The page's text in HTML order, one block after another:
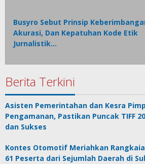
Busyro Sebut Prinsip
Akurasi, Dan Kepatuhan Kode Etik
Jurnalistik…
Berita Terkini
Asisten Pemerintahan dan Kesra
Pengamanan, Pastikan Puncak TIFF
dan Sukses
Kontes Otomotif Meriahkan
61 Peserta dari Sejumlah Daerah di